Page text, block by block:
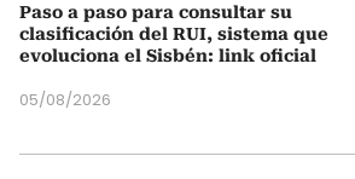
Paso a paso para consultar su
clasificación del RUI, sistema que
evoluciona el Sisbén: link oficial
05/08/2026